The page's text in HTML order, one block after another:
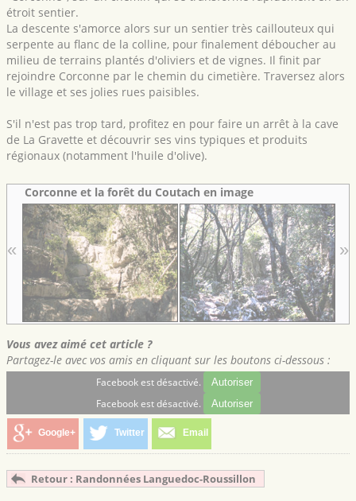
étroit sentier.
La descente s'amorce alors sur un sentier très caillouteux qui
serpente au flanc de la colline, pour finalement déboucher au
milieu de terrains plantés d'oliviers et de vignes. Il finit par
rejoindre Corconne par le chemin du cimetière. Traversez alors
le village et ses jolies rues paisibles.
S'il n'est pas trop tard, profitez en pour faire un arrêt à la cave
de La Gravette et découvrir ses vins typiques et produits
régionaux (notamment l'huile d'olive).
Corconne et la forêt du Coutach en image
« »
Vous avez aimé cet article ?
Partagez-le avec vos amis en cliquant sur les boutons ci-dessous :
Facebook est désactivé. Autoriser
Facebook est désactivé. Autoriser
Google+ Twitter Email
Retour : Randonnées Languedoc-Roussillon